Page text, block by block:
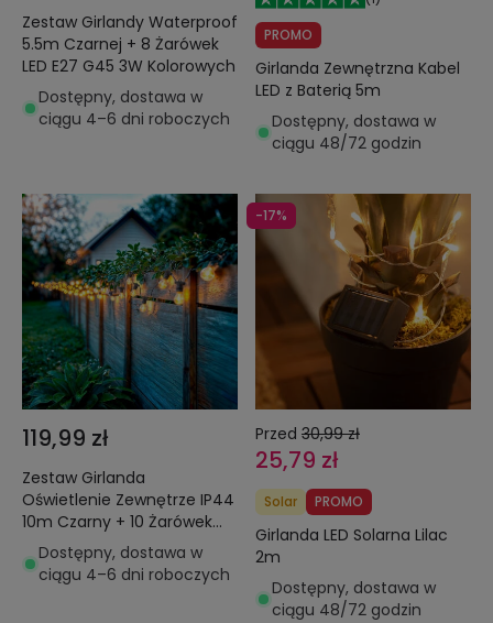
Zestaw Girlandy Waterproof
5.5m Czarnej + 8 Żarówek
LED E27 G45 3W Kolorowych
Dostępny, dostawa w
ciągu 4–6 dni roboczych
PROMO
Girlanda Zewnętrzna Kabel
LED z Baterią 5m
Dostępny, dostawa w
ciągu 48/72 godzin
119,99 zł
Zestaw Girlanda
Oświetlenie Zewnętrze IP44
10m Czarny + 10 Żarówek
Filament LED E27 24V
Dostępny, dostawa w
ciągu 4–6 dni roboczych
-17%
Przed 30,99 zł
25,79 zł
Solar PROMO
Girlanda LED Solarna Lilac
2m
Dostępny, dostawa w
ciągu 48/72 godzin